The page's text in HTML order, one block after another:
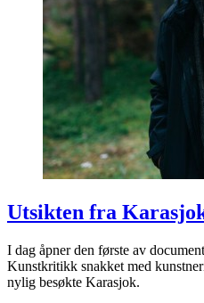
Utsikten fra
I dag åpner den første av
Kunstkritikk snakket med
nylig besøkte Karasjok.